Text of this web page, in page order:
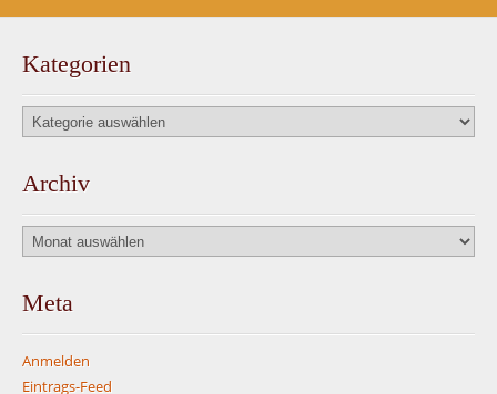
Kategorien
Kategorien
Archiv
Archiv
Meta
Anmelden
Eintrags-Feed